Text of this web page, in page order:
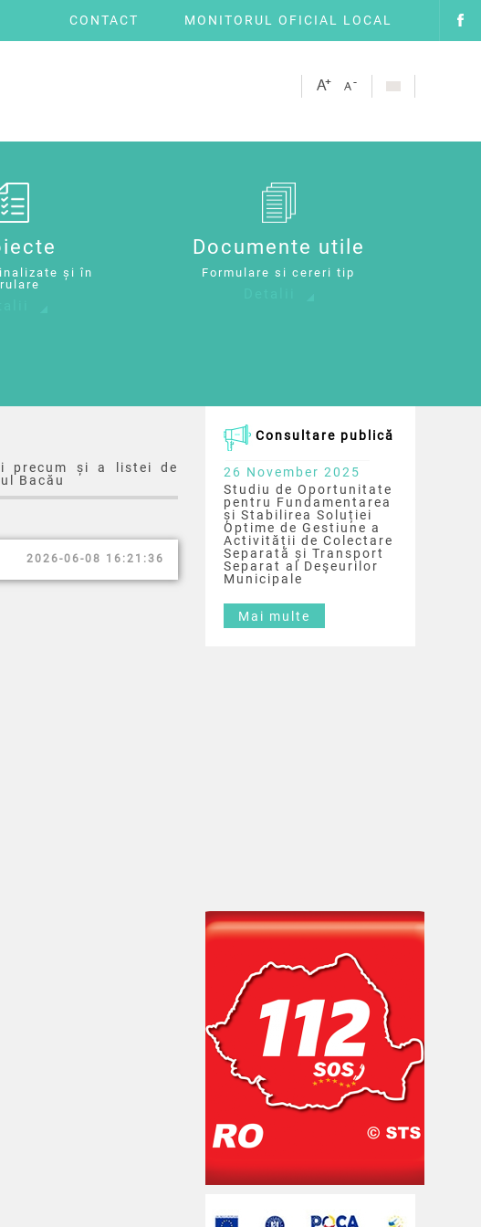
CONTACT MONITORUL OFICIAL LOCAL
și în
Documente utile
Formulare si cereri tip
precum și a listei de
Bacău
2026-06-08 16:21:36
Consultare publică
26 November 2025
Studiu de Oportunitate
pentru Fundamentarea
și Stabilirea Soluției
Optime de Gestiune a
Activității de Colectare
Separată și Transport
Separat al Deşeurilor
Municipale
Mai multe